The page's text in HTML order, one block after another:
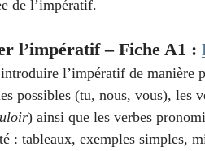
de l’impératif.
l’impératif – Fiche A1 :
l’impératif de manière
possibles (tu, nous, vous), les
) ainsi que les verbes
: tableaux, exemples simples,